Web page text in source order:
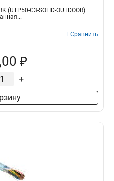
(UTP50-C3-SOLID-OUTDOOR)
Сравнить
₽
+